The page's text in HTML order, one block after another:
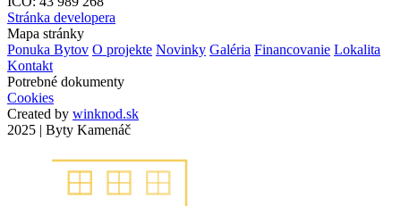
Stránka developera
Mapa stránky
Ponuka Bytov O projekte Novinky Galéria Financovanie Lokalita
Kontakt
Potrebné dokumenty
Cookies
Created by winknod.sk
2025 | Byty Kamenáč